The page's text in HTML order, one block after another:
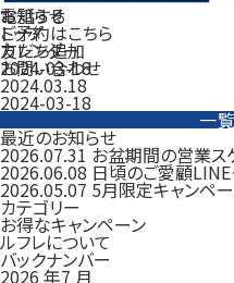
電話する
ご予約はこちら
友だち追加
お問い合わせ
お知らせ
トップ
カレンダー
2024-03-18
2024.03.18
2024-03-18
一
最近のお知らせ
2026.07.31 お盆期間の営業ス
2026.06.08 日頃のご愛顧LINE
2026.05.07 5月限定キャンペ
カテゴリー
お得なキャンペーン
ルフレについて
バックナンバー
2026 年7 月